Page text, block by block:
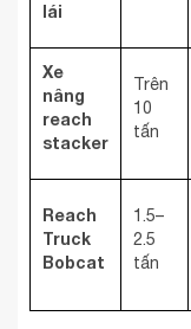
lái
Xe
nâng
reach
stacker
Trên
10
tấn
Reach
Truck
Bobcat
1.5–
2.5
tấn